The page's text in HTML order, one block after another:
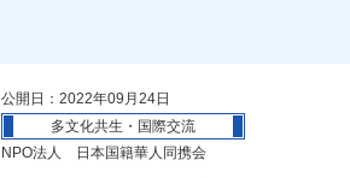
公開日：2022年09月24日
多文化共生・国際交流
NPO法人 日本国籍華人同携会